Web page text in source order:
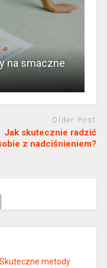
na smaczne
Older Post
Jak skutecznie radzić
z nadciśnieniem?
metody